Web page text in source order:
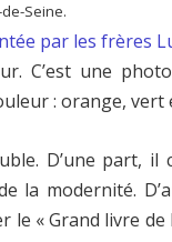
Seine.
par les frères
C’est une
: orange, vert
D’une part, il
la modernité.
« Grand livre de